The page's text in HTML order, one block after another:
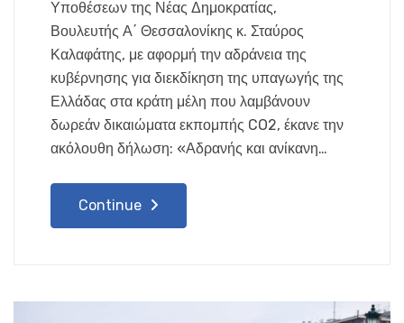
Υποθέσεων της Νέας Δημοκρατίας,
Βουλευτής Α΄ Θεσσαλονίκης κ. Σταύρος
Καλαφάτης, με αφορμή την αδράνεια της
κυβέρνησης για διεκδίκηση της υπαγωγής της
Ελλάδας στα κράτη μέλη που λαμβάνουν
δωρεάν δικαιώματα εκπομπής CO2, έκανε την
ακόλουθη δήλωση: «Αδρανής και ανίκανη…
Continue